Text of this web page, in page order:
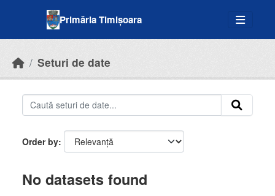
Primăria Timișoara
Seturi de date
Order by
No datasets found